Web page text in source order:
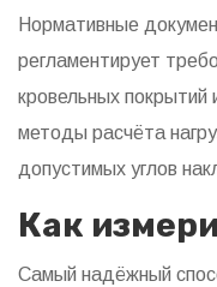
Нормативные
регламентирует
кровельных покрытий
методы расчёта
допустимых углов
Как
Самый надёжный